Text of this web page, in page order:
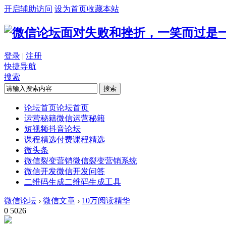
开启辅助访问 设为首页收藏本站
面对失败和挫折，一笑而过是
登录 | 注册
快捷导航
搜索
搜索
论坛首页论坛首页
运营秘籍微信运营秘籍
短视频抖音论坛
课程精选付费课程精选
微头条
微信裂变营销微信裂变营销系统
微信开发微信开发问答
二维码生成二维码生成工具
微信论坛 › 微信文章 › 10万阅读精华
0 5026